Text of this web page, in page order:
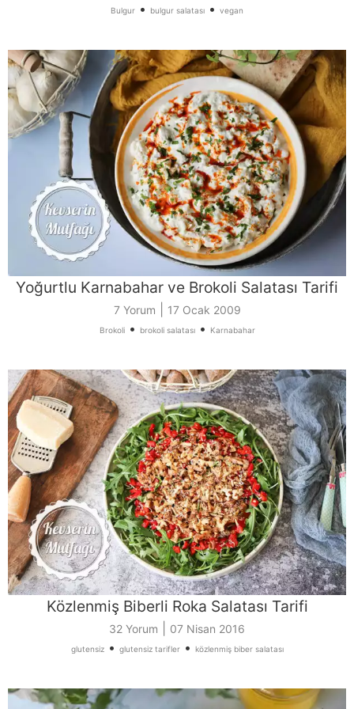
Bulgur • bulgur salatası • vegan
Yoğurtlu Karnabahar ve Brokoli Salatası Tarifi
7 Yorum 17 Ocak 2009
Brokoli• brokoli salatası• Karnabahar
Közlenmiş Biberli Roka Salatası Tarifi
32 Yorum 07 Nisan 2016
glutensiz• glutensiz tarifler• közlenmiş biber salatası